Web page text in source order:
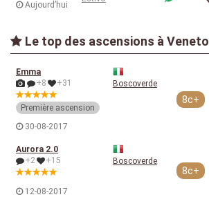
Aujourd’hui
Le top des ascensions à Veneto
Emma
+8
+31
Première ascension
30-08-2017
Boscoverde
8c+
Aurora 2.0
+2
+15
12-08-2017
Boscoverde
8c+